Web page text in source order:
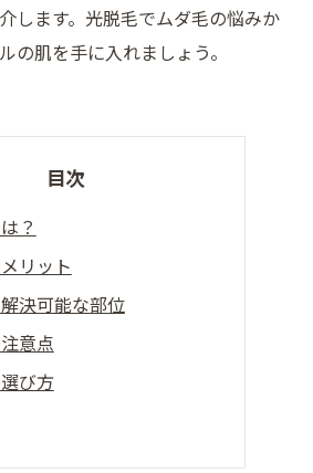
します。光脱毛でムダ毛の悩みか
の肌を手に入れましょう。
目次
？
リット
決可能な部位
意点
び方